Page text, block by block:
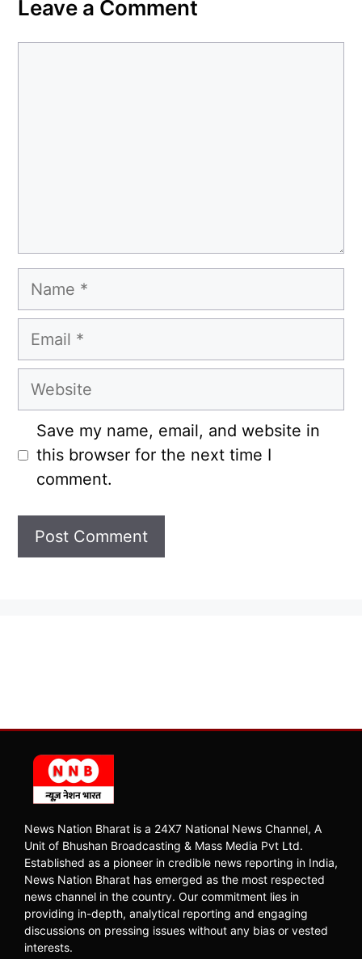
Leave a Comment
Name
Email
Website
Save my name, email, and website in
this browser for the next time I
comment.
News Nation Bharat is a 24X7 National News Channel, A
Unit of Bhushan Broadcasting & Mass Media Pvt Ltd.
Established as a pioneer in credible news reporting in India,
News Nation Bharat has emerged as the most respected
news channel in the country. Our commitment lies in
providing in-depth, analytical reporting and engaging
discussions on pressing issues without any bias or vested
interests.